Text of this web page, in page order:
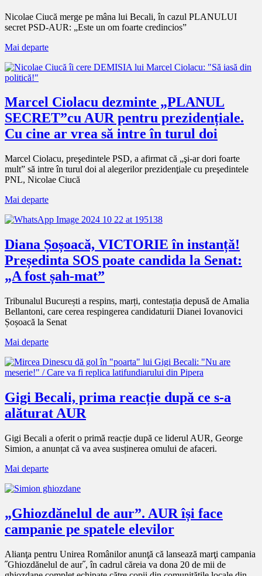
Nicolae Ciucă merge pe mâna lui Becali, în cazul PLANULUI
secret PSD-AUR: „Este un om foarte credincios”
Mai departe
Marcel Ciolacu dezminte „PLANUL
SECRET”cu AUR pentru prezidențiale.
Cu cine ar vrea să intre în turul doi
Marcel Ciolacu, preşedintele PSD, a afirmat că „şi-ar dori foarte
mult” să intre în turul doi al alegerilor prezidenţiale cu preşedintele
PNL, Nicolae Ciucă
Mai departe
Diana Șoșoacă, VICTORIE în instanță!
Președinta SOS poate candida la Senat:
„A fost șah-mat”
Tribunalul București a respins, marți, contestația depusă de Amalia
Bellantoni, care cerea respingerea candidaturii Dianei Iovanovici
Șoșoacă la Senat
Mai departe
Gigi Becali, prima reacție după ce s-a
alăturat AUR
Gigi Becali a oferit o primă reacție după ce liderul AUR, George
Simion, a anunțat că va avea susținerea omului de afaceri.
Mai departe
„Ghiozdănelul de aur”. AUR își face
campanie pe spatele elevilor
Alianţa pentru Unirea Românilor anunţă că lansează marţi campania
˝Ghiozdănelul de aur˝, în cadrul căreia va dona 20 de mii de